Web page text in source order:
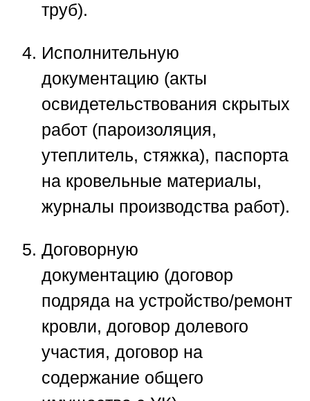
труб).
Исполнительную
документацию (акты
освидетельствования скрытых
работ (пароизоляция,
утеплитель, стяжка), паспорта
на кровельные материалы,
журналы производства работ).
Договорную
документацию (договор
подряда на устройство/ремонт
кровли, договор долевого
участия, договор на
содержание общего